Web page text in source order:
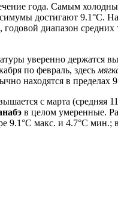
года. Самым
достигают 9.1°C.
диапазон средних
уверенно держатся
по февраль, здесь
находятся в
с марта (средняя
в целом умеренные.
макс. и 4.7°C мин.;